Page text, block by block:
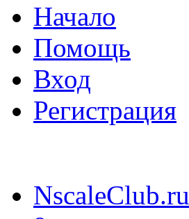
Начало
Помощь
Вход
Регистрация